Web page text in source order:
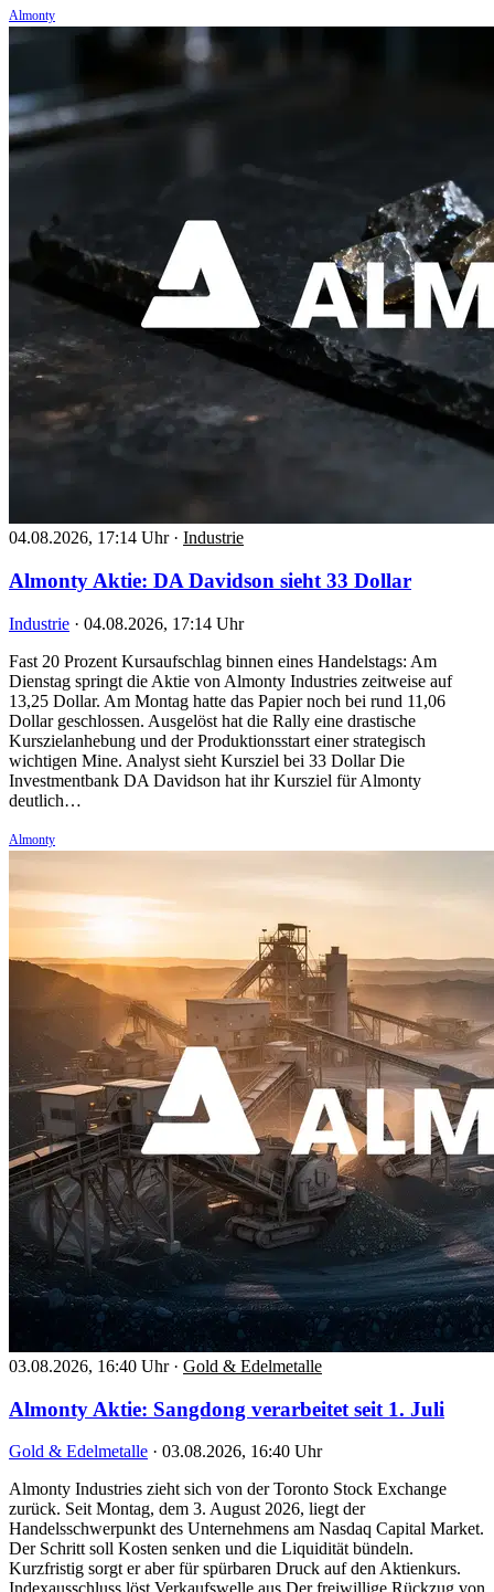
Almonty
04.08.2026, 17:14 Uhr · Industrie
Almonty Aktie: DA Davidson sieht 33 Dollar
Industrie · 04.08.2026, 17:14 Uhr
Fast 20 Prozent Kursaufschlag binnen eines Handelstags: Am
Dienstag springt die Aktie von Almonty Industries zeitweise auf
13,25 Dollar. Am Montag hatte das Papier noch bei rund 11,06
Dollar geschlossen. Ausgelöst hat die Rally eine drastische
Kurszielanhebung und der Produktionsstart einer strategisch
wichtigen Mine. Analyst sieht Kursziel bei 33 Dollar Die
Investmentbank DA Davidson hat ihr Kursziel für Almonty
deutlich…
Almonty
03.08.2026, 16:40 Uhr · Gold & Edelmetalle
Almonty Aktie: Sangdong verarbeitet seit 1. Juli
Gold & Edelmetalle · 03.08.2026, 16:40 Uhr
Almonty Industries zieht sich von der Toronto Stock Exchange
zurück. Seit Montag, dem 3. August 2026, liegt der
Handelsschwerpunkt des Unternehmens am Nasdaq Capital Market.
Der Schritt soll Kosten senken und die Liquidität bündeln.
Kurzfristig sorgt er aber für spürbaren Druck auf den Aktienkurs.